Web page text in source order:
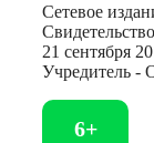
Сетевое
21 сентября
Учредитель -
6+